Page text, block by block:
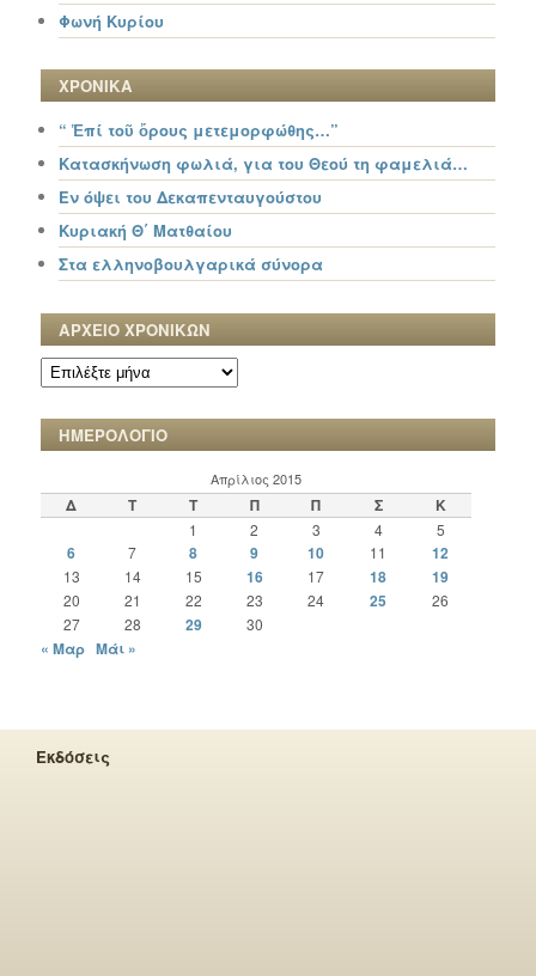
Φωνή Κυρίου
ΧΡΟΝΙΚΑ
“ Ἐπί τοῦ ὄρους μετεμορφώθης…”
Κατασκήνωση φωλιά, για του Θεού τη φαμελιά…
Εν όψει του Δεκαπενταυγούστου
Κυριακή Θ΄ Ματθαίου
Στα ελληνοβουλγαρικά σύνορα
ΑΡΧΕΙΟ ΧΡΟΝΙΚΩΝ
ΑΡΧΕΙΟ
ΧΡΟΝΙΚΩΝ
ΗΜΕΡΟΛΟΓΙΟ
Απρίλιος 2015
Δ Τ Τ Π Π Σ Κ
1 2 3 4 5
6 7 8 9 10 11 12
13 14 15 16 17 18 19
20 21 22 23 24 25
26
27
28 29 30
« Μαρ Μάι »
Εκδόσεις